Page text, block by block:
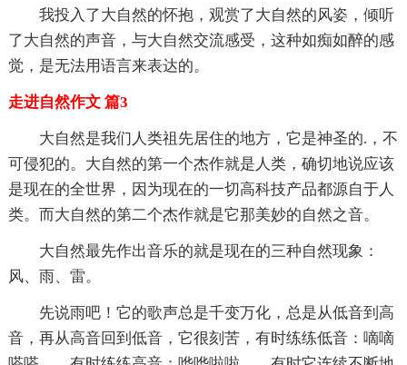
我投入了大自然的怀抱，观赏了大自然的风姿，倾听
了大自然的声音，与大自然交流感受，这种如痴如醉的感
觉，是无法用语言来表达的。
走进自然作文 篇3
大自然是我们人类祖先居住的地方，它是神圣的.，不
可侵犯的。大自然的第一个杰作就是人类，确切地说应该
是现在的全世界，因为现在的一切高科技产品都源自于人
类。而大自然的第二个杰作就是它那美妙的自然之音。
大自然最先作出音乐的就是现在的三种自然现象：
风、雨、雷。
先说雨吧！它的歌声总是千变万化，总是从低音到高
音，再从高音回到低音，它很刻苦，有时练练低音：嘀嘀